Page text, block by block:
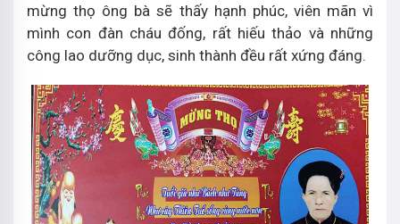
mừng thọ ông bà sẽ thấy hạnh phúc, viên mãn vì
mình con đàn cháu đống, rất hiếu thảo và những
công lao dưỡng dục, sinh thành đều rất xứng đáng.